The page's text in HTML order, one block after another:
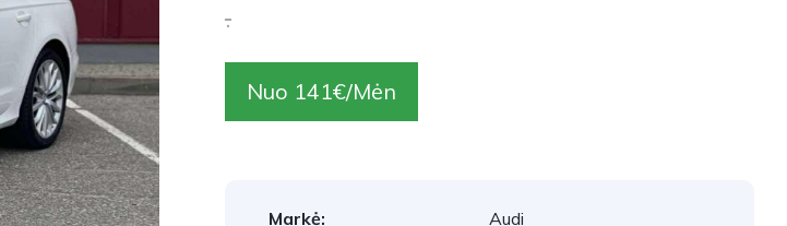
.
Nuo 141€/Mėn
Markė:
Audi